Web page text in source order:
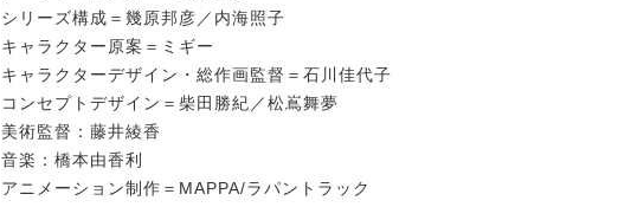
シリーズ構成＝幾原邦彦／内海照子
キャラクター原案＝ミギー
キャラクターデザイン・総作画監督＝石川佳代子
コンセプトデザイン＝柴田勝紀／松嶌舞夢
美術監督：藤井綾香
音楽：橋本由香利
アニメーション制作＝MAPPA/ラパントラック